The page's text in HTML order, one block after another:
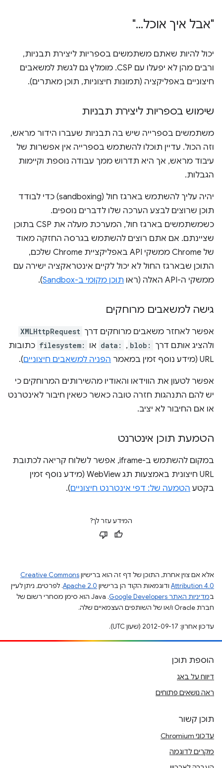
"אבל איך אוכל.
.
.
"
יכול להיות שאתם משתמשים בספריות ליצירת תבניות,
ורבים מהן לא יפעלו עם CSP. מומלץ גם לגשת למשאבים
חיצוניים באפליקציה (תמונות חיצוניות, תוכן מאתרים).
שימוש בספריות ליצירת תבניות
משתמשים בספרייה שיש בה תבניות שעברו הידור מראש,
וזה הכול. עדיין תוכלו להשתמש בספרייה אין אפשרות של
עיבוד מראש, אך היא תדרוש ממך עבודה נוספת וקיימות
הגבלות.
יהיה עליך להשתמש בארגז חול (sandboxing) כדי לבודד
תוכן שרוצים לבצע הערכה שלו לדברים נוספים.
כשמשתמשים בארגז חול, המערכת מעלה את CSP בתוכן
שציינתם. אם אתם רוצים להשתמש בגרסה החזקה מאוד
של Chrome ממשקי API באפליקציית Chrome שלכם,
התוכן שבארגז החול לא יכול לקיים אינטראקציה ישירה עם
ממשקי ה-API האלה (ראו
תוכן מקומי ב-Sandbox ).
גישה למשאבים מרוחקים
אפשר לאחזר משאבים מרוחקים דרך XMLHttpRequest
ולהציג אותם דרך blob:
,
data: או filesystem: כתובות
URL (מידע נוסף זמין במאמר
הפניה למשאבים חיצוניים).
אפשר לטעון את הווידאו והאודיו מהשירותים המרוחקים כי
יש להם התנהגות חזרה טובה כאשר כשאין חיבור לאינטרנט
או אם החיבור לא יציב.
הטמעת תוכן אינטרנט
במקום להשתמש ב-iframe, אפשר לשלוח קריאה לכתובת
URL חיצונית באמצעות תג WebView (מידע נוסף זמין
בקטע הטמעה של: דפי אינטרנט חיצוניים).
המידע עזר לך?
אלא אם צוין אחרת, התוכן של דף זה הוא ברישיוןCreative Commons
Attribution 4.0 ודוגמאות הקוד הן ברישיון Apache 2.0. לפרטים, ניתן לעיין
במדיניות האתר Google Developers‏
.‏ Java הוא סימן מסחרי רשום של
חברת Oracle ו/או של השותפים העצמאיים שלה.
עדכון אחרון: 2012-09-17 (שעון UTC).
הוספת תוכן
דיווח על באג
ראה נושאים פתוחים
תוכן קשור
עדכוני Chromium
מקרים לדוגמה